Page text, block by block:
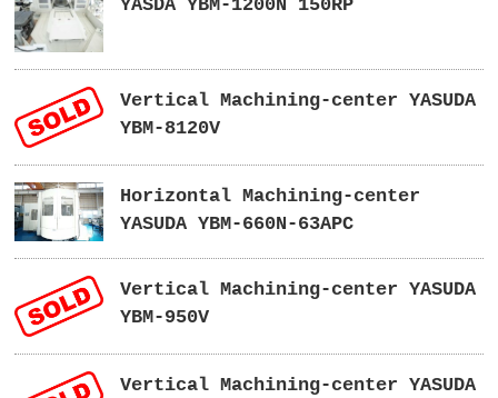
YASDA YBM-1200N 150RP
Vertical Machining-center YASUDA
YBM-8120V
Horizontal Machining-center
YASUDA YBM-660N-63APC
Vertical Machining-center YASUDA
YBM-950V
Vertical Machining-center YASUDA